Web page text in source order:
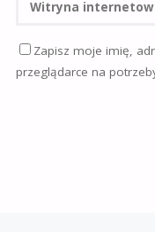
Zapisz moje imię,
przeglądarce na